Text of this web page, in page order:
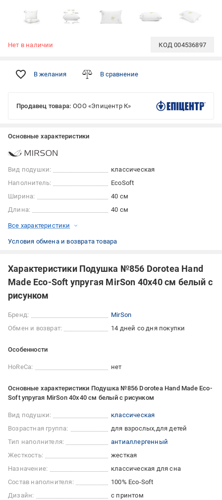
Нет в наличии КОД004536897
В желания В сравнение
Продавец товара: ООО «Эпицентр К»
Основные характеристики
Вид подушки:
классическая
Наполнитель:
EcoSoft
Ширина:
40 см
Длина:
40 см
Все характеристики
Условия обмена и возврата товара
Характеристики Подушка №856 Dorotea Hand
Made Eco-Soft упругая MirSon 40x40 см белый с
рисунком
Бренд:
MirSon
Обмен и возврат:
14 дней со дня покупки
Особенности
HoReCa: нет
Основные характеристики Подушка №856 Dorotea Hand Made Eco-
Soft упругая MirSon 40x40 см белый с рисунком
Вид подушки:
классическая
Возрастная группа:
для взрослых для детей
Тип наполнителя:
антиаллергенный
Жесткость:
жесткая
Назначение:
классическая для сна
Состав наполнителя:
100% Eco-Soft
Дизайн:
с принтом